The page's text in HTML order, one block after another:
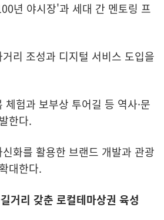
년 야시장'과 세대 간 멘토링 프
리 조성과 디지털 서비스 도입을
체험과 보부상 투어길 등 역사·문
한다.
화를 활용한 브랜드 개발과 관광
대한다.
거리 갖춘 로컬테마상권 육성